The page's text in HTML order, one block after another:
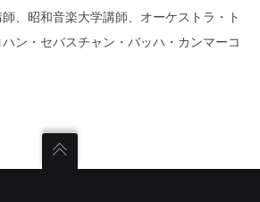
、昭和音楽大学講師、オーケストラ・ト
ン・セバスチャン・バッハ・カンマーコ